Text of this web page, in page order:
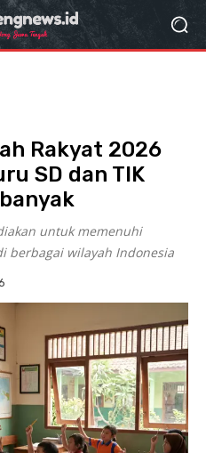
Rakyat 2026
SD dan TIK
untuk memenuhi
berbagai wilayah Indonesia